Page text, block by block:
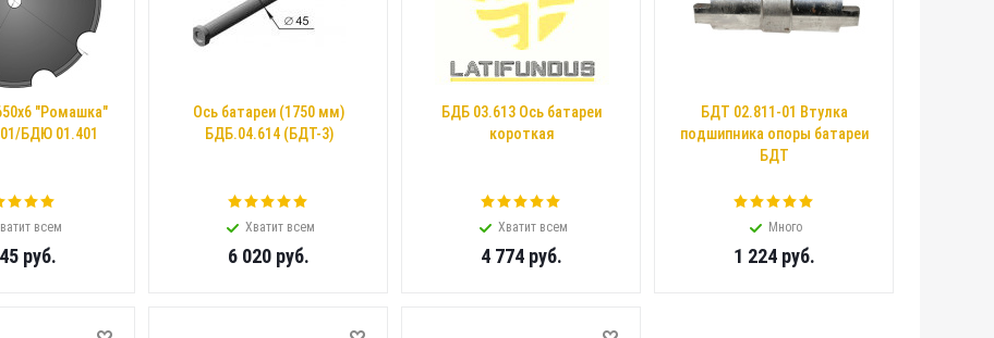
"Ромашка"
БДЮ 01.401
всем
руб.
Ось батареи (1750 мм)
БДБ.04.614 (БДТ-3)
Хватит всем
6 020 руб.
БДБ 03.613 Ось батареи
короткая
Хватит всем
4 774 руб.
БДТ 02.811-01 Втулка
подшипника опоры батареи
БДТ
Много
1 224 руб.